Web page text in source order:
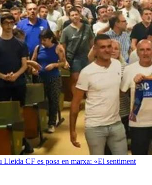
Lleida CF es posa en marxa: «El sentiment